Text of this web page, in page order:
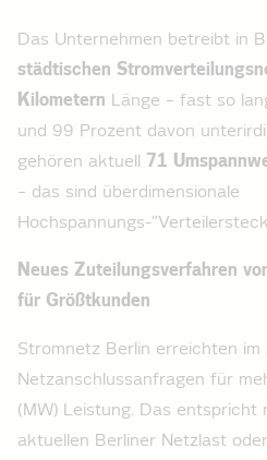
Das Unternehmen betreibt in
städtischen
Kilometern Länge – fast so
und 99 Prozent davon
gehören aktuell 71
– das sind überdimensionale
Hochspannungs-
Neues Zuteilungsverfahren
für Größtkunden
Stromnetz Berlin erreichten
Netzanschluss­anfragen für
(MW) Leistung. Das
aktuellen Berliner Netzlast